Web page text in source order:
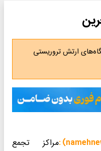
ارتش تروریستی
مراکز تجمع